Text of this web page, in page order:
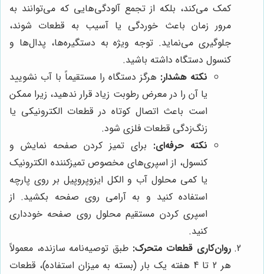
کمک می‌کند، بلکه از تجمع آلودگی‌هایی که می‌توانند به
مرور زمان باعث خوردگی یا آسیب به قطعات شوند،
جلوگیری می‌نماید. توجه ویژه به دستگیره‌ها، پدال‌ها و
کنسول دستگاه داشته باشید.
نکته هشدار: هرگز دستگاه را مستقیماً با آب نشویید
یا آن را در معرض رطوبت زیاد قرار ندهید، زیرا ممکن
است باعث اتصال کوتاه در قطعات الکترونیکی یا
زنگ‌زدگی قطعات فلزی شود.
نکته حرفه‌ای: برای تمیز کردن صفحه نمایش و
کنسول، از اسپری‌های مخصوص تمیزکننده الکترونیک
یا کمی محلول آب و الکل ایزوپروپیل بر روی پارچه
استفاده کنید و به آرامی روی صفحه بکشید. از
اسپری کردن مستقیم محلول روی صفحه خودداری
کنید.
روان‌کاری قطعات متحرک: طبق توصیه‌نامه سازنده، معمولاً
هر 2 تا 4 هفته یک بار (بسته به میزان استفاده)، قطعات